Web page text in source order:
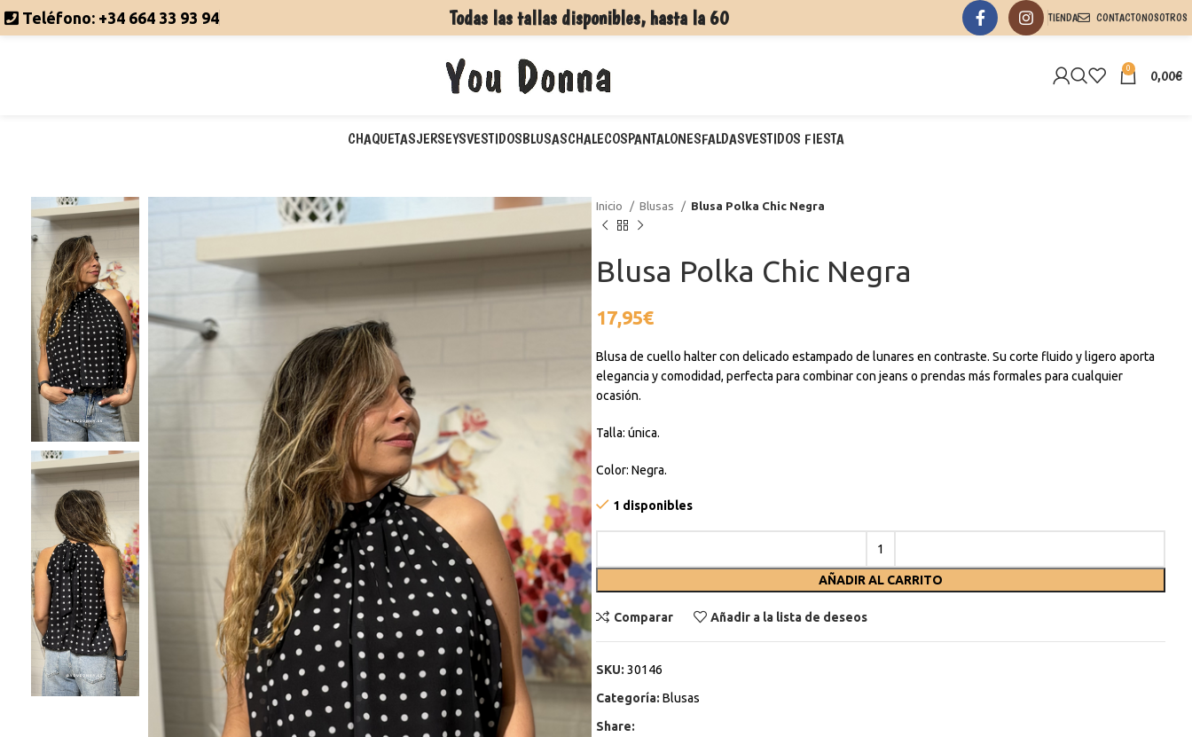
Teléfono: +34 664 33 93 94 Todas las tallas disponibles, hasta la 60 TIENDA CONTACTONOSOTROS
0 0,00€
CHAQUETASJERSEYSVESTIDOSBLUSASCHALECOSPANTALONESFALDASVESTIDOS FIESTA
Inicio Blusas Blusa Polka Chic Negra
Blusa Polka Chic Negra
17,95€
Blusa de cuello halter con delicado estampado de lunares en contraste. Su corte fluido y ligero aporta
elegancia y comodidad, perfecta para combinar con jeans o prendas más formales para cualquier
ocasión.
Talla: única.
Color: Negra.
1 disponibles
AÑADIR AL CARRITO
Comparar Añadir a la lista de deseos
SKU: 30146
Categoría: Blusas
Share: